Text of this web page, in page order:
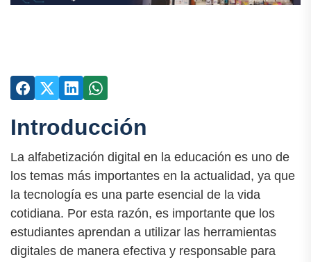
Introducción
La alfabetización digital en la educación es uno de
los temas más importantes en la actualidad, ya que
la tecnología es una parte esencial de la vida
cotidiana. Por esta razón, es importante que los
estudiantes aprendan a utilizar las herramientas
digitales de manera efectiva y responsable para